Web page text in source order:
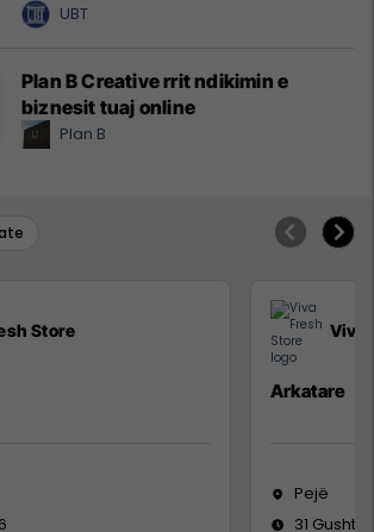
UBT
Plan B Creative rrit ndikimin e
biznesit tuaj online
Plan B
Store Viva
Arkatare
Pejë
31 Gusht